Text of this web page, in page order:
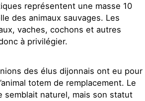
représentent une masse 10
des animaux sauvages. Les
vaches, cochons et autres
à privilégier.
des élus dijonnais ont eu pour
totem de remplacement. Le
semblait naturel, mais son statut